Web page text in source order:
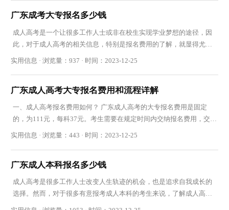
广东成考大专报名多少钱
成人高考是一个让很多工作人士或非在校生实现学业梦想的途径，因
此，对于成人高考的相关信息，特别是报名费用的了解，就显得尤为
重要。在这篇文章中，我们将为大家介绍广东成
实用信息 · 浏览量：937 · 时间：2023-12-25
广东成人高考大专报名费用和流程详解
一、成人高考报名费用如何？ 广东成人高考的大专报名费用是固定
的，为111元，每科37元。考生需要在规定时间内交纳报名费用，交费
后网上点击确认报名后才会安排考场。值得注意的
实用信息 · 浏览量：443 · 时间：2023-12-25
广东成人本科报名多少钱
成人高考是很多工作人士改变人生轨迹的机会，也是追求自我成长的
选择。然而，对于很多有意报考成人本科的考生来说，了解成人高考
的报名费用是非常重要的一部分。那么，广东成